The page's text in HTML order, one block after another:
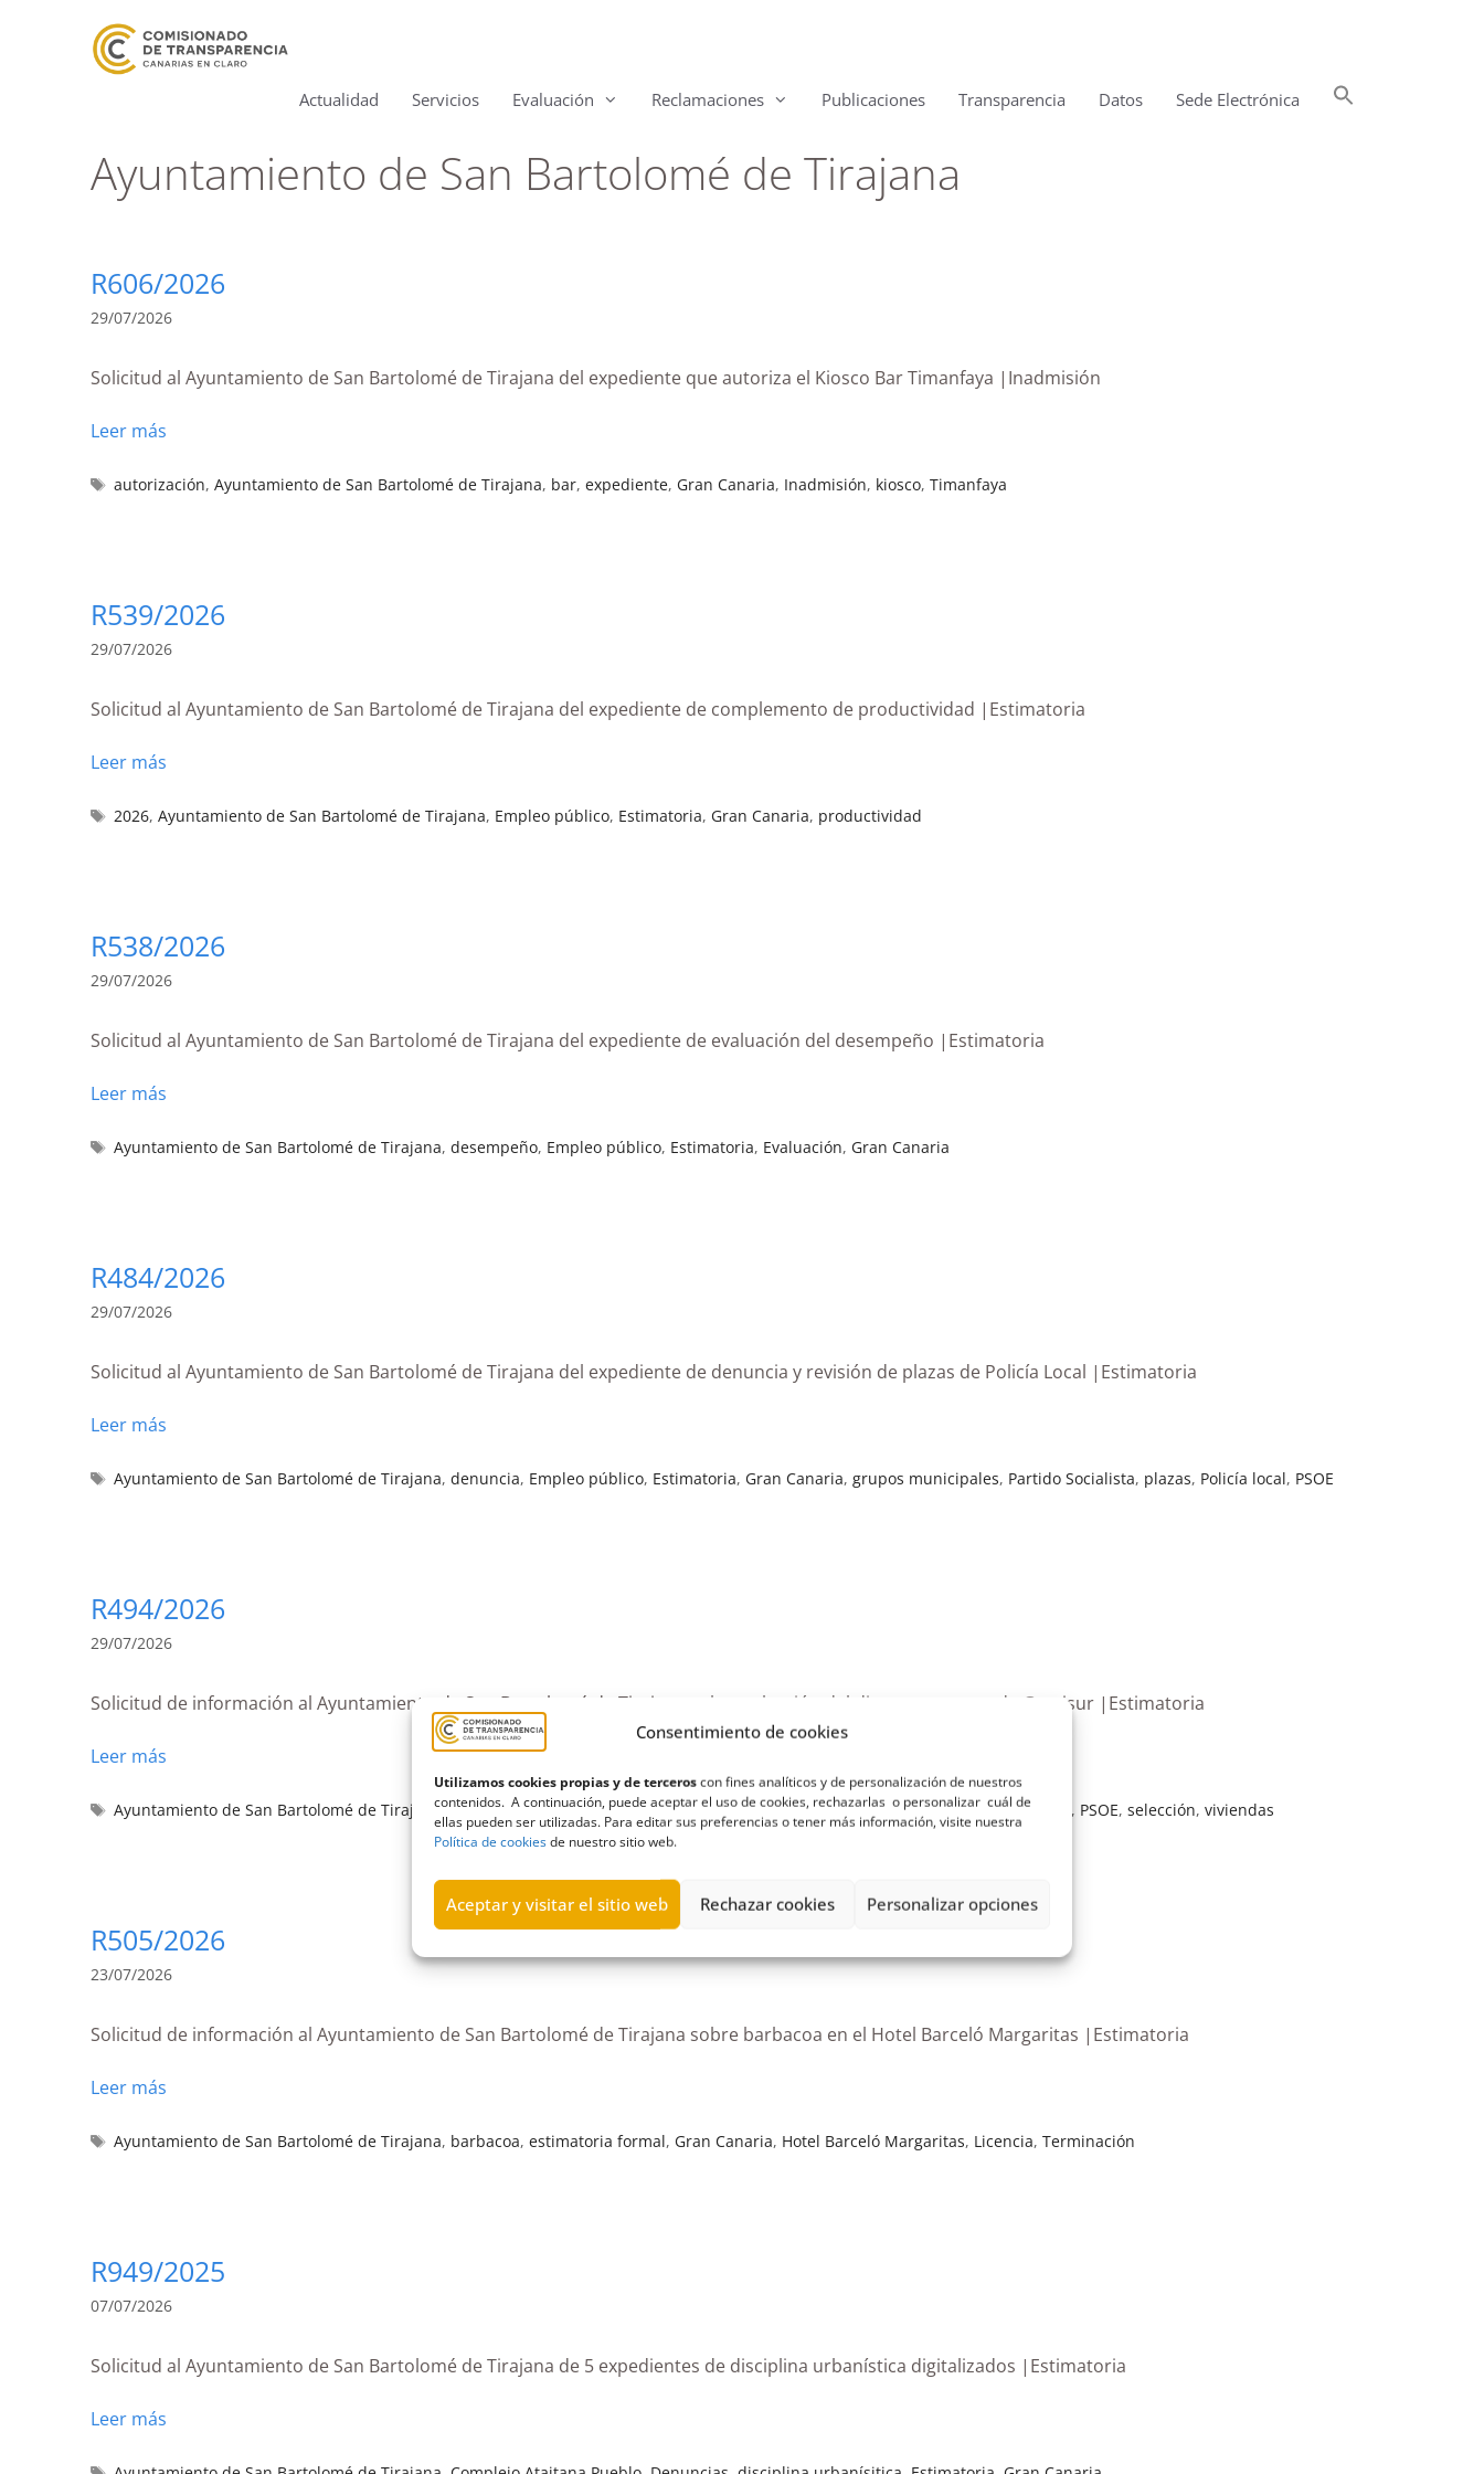
Consentimiento de cookies
Utilizamos cookies propias y de terceroscon fines analíticos y de personalización de nuestros
contenidos. A continuación, puede aceptar el uso de cookies, rechazarlas o personalizar cuál de
ellas pueden ser utilizadas. Para editar sus preferencias o tener más información, visite nuestra
Política de cookiesde nuestro sitio web.
Aceptar y visitar el sitio web Rechazar cookies Personalizar opciones
Actualidad Servicios Evaluación Reclamaciones Publicaciones Transparencia Datos Sede Electrónica
Ayuntamiento de San Bartolomé de Tirajana
R606/2026
29/07/2026
Solicitud al Ayuntamiento de San Bartolomé de Tirajana del expediente que autoriza el Kiosco Bar Timanfaya |Inadmisión
Leer más
autorización,Ayuntamiento de San Bartolomé de Tirajana, bar,expediente, Gran Canaria, Inadmisión, kiosco,Timanfaya
R539/2026
29/07/2026
Solicitud al Ayuntamiento de San Bartolomé de Tirajana del expediente de complemento de productividad |Estimatoria
Leer más
2026,Ayuntamiento de San Bartolomé de Tirajana, Empleo público, Estimatoria, Gran Canaria, productividad
R538/2026
29/07/2026
Solicitud al Ayuntamiento de San Bartolomé de Tirajana del expediente de evaluación del desempeño |Estimatoria
Leer más
Ayuntamiento de San Bartolomé de Tirajana,desempeño, Empleo público, Estimatoria, Evaluación, Gran Canaria
R484/2026
29/07/2026
Solicitud al Ayuntamiento de San Bartolomé de Tirajana del expediente de denuncia y revisión de plazas de Policía Local |Estimatoria
Leer más
Ayuntamiento de San Bartolomé de Tirajana,denuncia, Empleo público, Estimatoria, Gran Canaria,grupos municipales, Partido Socialista, plazas, Policía local, PSOE
R494/2026
29/07/2026
Solicitud de información al Ayuntamiento de San Bartolomé de Tirajana sobre selección del director-gerente de Gervisur |Estimatoria
Leer más
Ayuntamiento de San Bartolomé de Tirajana,Estimatoria,gerente,Gervisur,Gran Canaria,grupos municipales,Partido Socialista , PSOE,selección,viviendas
R505/2026
23/07/2026
Solicitud de información al Ayuntamiento de San Bartolomé de Tirajana sobre barbacoa en el Hotel Barceló Margaritas |Estimatoria
Leer más
Ayuntamiento de San Bartolomé de Tirajana, barbacoa,estimatoria formal, Gran Canaria, Hotel Barceló Margaritas, Licencia,Terminación
R949/2025
07/07/2026
Solicitud al Ayuntamiento de San Bartolomé de Tirajana de 5 expedientes de disciplina urbanística digitalizados |Estimatoria
Leer más